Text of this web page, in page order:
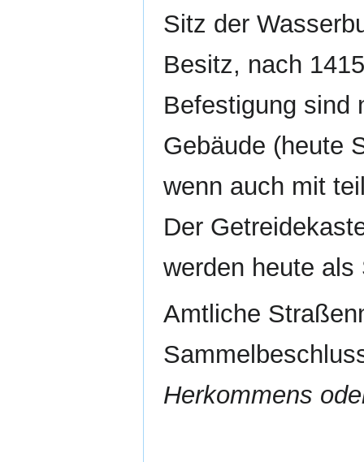
Sitz der
Besitz, nach
Befestigung sind
Gebäude (heute
wenn auch mit
Der
werden heute
Amtliche
Herkommens